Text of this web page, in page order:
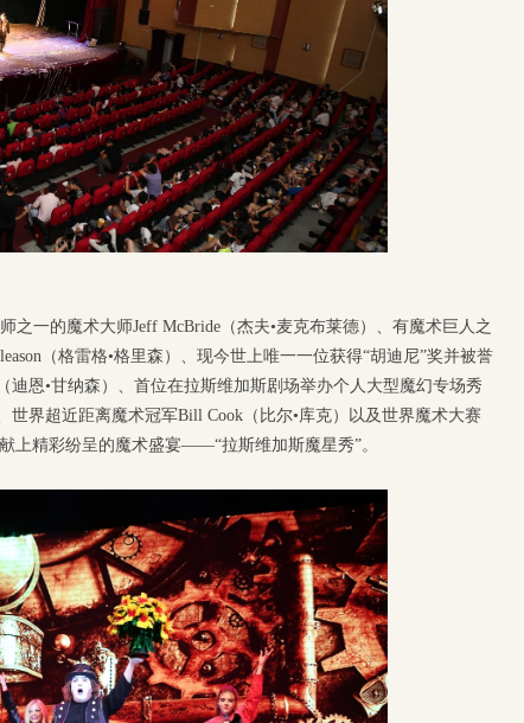
之一的魔术大师Jeff McBride（杰夫•麦克布莱德）、有魔术巨人之
（格雷格•格里森）、现今世上唯一一位获得“胡迪尼”奖并被誉
迪恩•甘纳森）、首位在拉斯维加斯剧场举办个人大型魔幻专场秀
世界超近距离魔术冠军Bill Cook（比尔•库克）以及世界魔术大赛
上精彩纷呈的魔术盛宴——“拉斯维加斯魔星秀”。